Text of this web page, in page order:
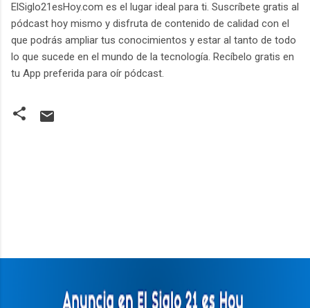
ElSiglo21esHoy.com es el lugar ideal para ti. Suscríbete gratis al
pódcast hoy mismo y disfruta de contenido de calidad con el
que podrás ampliar tus conocimientos y estar al tanto de todo
lo que sucede en el mundo de la tecnología. Recíbelo gratis en
tu App preferida para oír pódcast.